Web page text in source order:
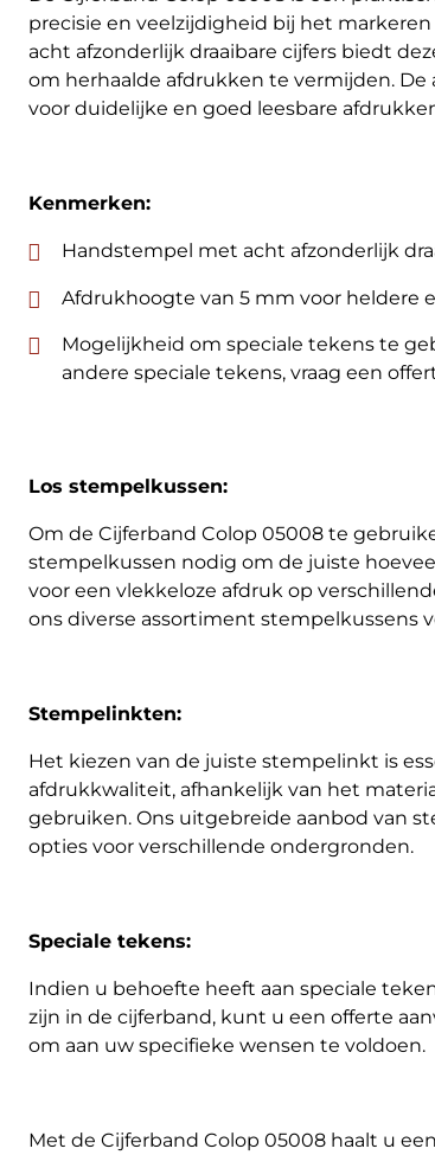
precisie en veelzijdigheid bij het
acht afzonderlijk draaibare cijfers biedt
om herhaalde afdrukken te vermijden.
voor duidelijke en goed leesbare
Kenmerken:
Handstempel met acht afzonderlijk
Afdrukhoogte van 5 mm voor heldere
Mogelijkheid om speciale tekens te
andere speciale tekens, vraag een
Los stempelkussen:
Om de Cijferband Colop 05008 te
stempelkussen nodig om de juiste
voor een vlekkeloze afdruk op
ons diverse assortiment stempelkussens
Stempelinkten:
Het kiezen van de juiste stempelinkt is
afdrukkwaliteit, afhankelijk van het
gebruiken. Ons uitgebreide aanbod van
opties voor verschillende ondergronden.
Speciale tekens:
Indien u behoefte heeft aan speciale
zijn in de cijferband, kunt u een offerte
om aan uw specifieke wensen te voldoen.
Met de Cijferband Colop 05008 haalt u